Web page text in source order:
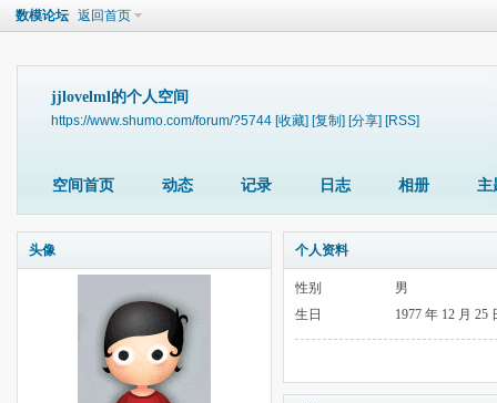
数模论坛 返回首页
jjlovelml的个人空间
https://www.shumo.com/forum/?5744 [收藏] [复制] [分享] [RSS]
空间首页 动态 记录 日志 相册 主
头像 个人资料
性别
男
生日
1977 年 12 月 25